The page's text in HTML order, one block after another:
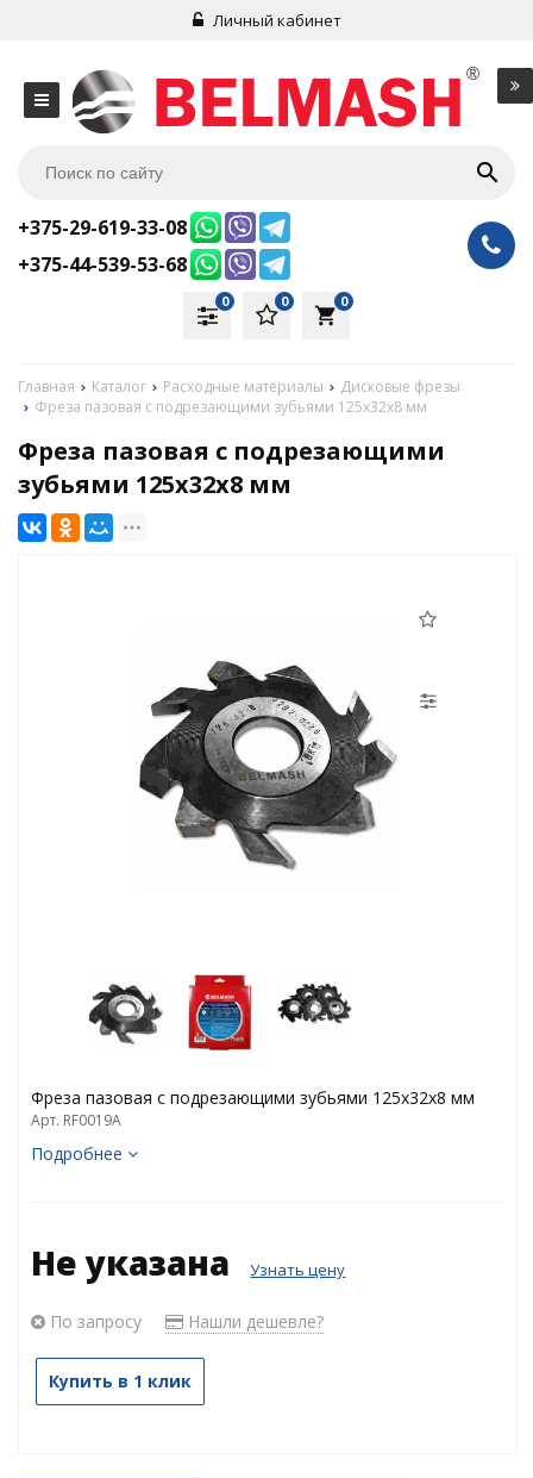
Личный кабинет
+375-29-619-33-08
+375-44-539-53-68
local_grocery_store
0
0
0
Главная Каталог Расходные материалы
Дисковые фрезы
Фреза пазовая с подрезающими зубьями 125х32х8 мм
Фреза пазовая с подрезающими
зубьями 125х32х8 мм
Фреза пазовая с подрезающими зубьями 125х32х8 мм
Арт. RF0019A
Подробнее
Не указана Узнать цену
По запросу Нашли дешевле?
Купить в 1 клик